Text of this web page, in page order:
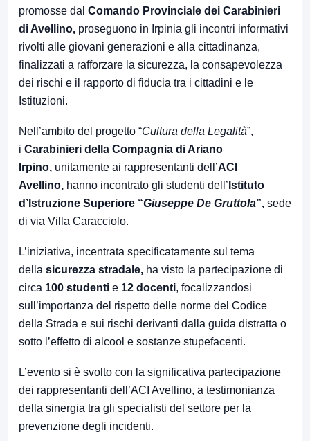
promosse dal Comando Provinciale dei Carabinieri
di Avellino, proseguono in Irpinia gli incontri informativi
rivolti alle giovani generazioni e alla cittadinanza,
finalizzati a rafforzare la sicurezza, la consapevolezza
dei rischi e il rapporto di fiducia tra i cittadini e le
Istituzioni.
Nell’ambito del progetto “Cultura della Legalità”,
i Carabinieri della Compagnia di Ariano
Irpino, unitamente ai rappresentanti dell’ACI
Avellino, hanno incontrato gli studenti dell’ Istituto
d’Istruzione Superiore “Giuseppe De Gruttola”, sede
di via Villa Caracciolo.
L’iniziativa, incentrata specificatamente sul tema
della sicurezza stradale, ha visto la partecipazione di
circa 100 studenti e 12 docenti, focalizzandosi
sull’importanza del rispetto delle norme del Codice
della Strada e sui rischi derivanti dalla guida distratta o
sotto l’effetto di alcool e sostanze stupefacenti.
L’evento si è svolto con la significativa partecipazione
dei rappresentanti dell’ACI Avellino, a testimonianza
della sinergia tra gli specialisti del settore per la
prevenzione degli incidenti.